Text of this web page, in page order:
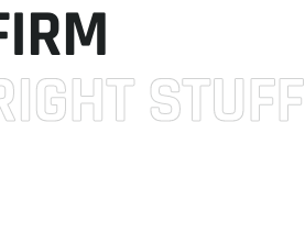
STUFF